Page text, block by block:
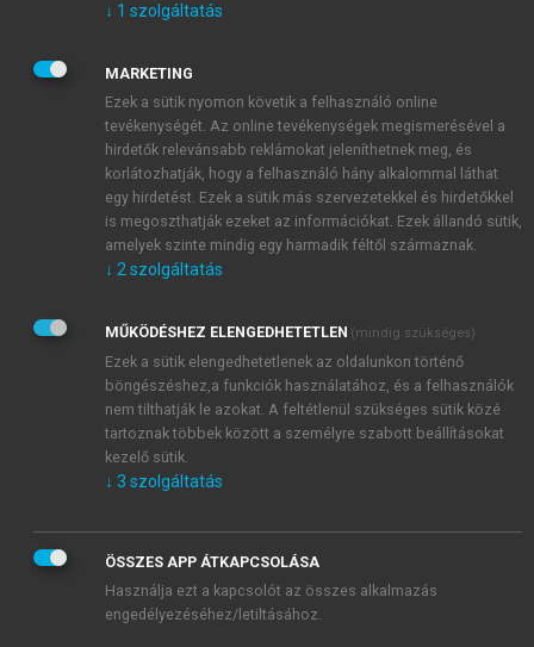
JELSZÓ
JELSZÓ ÚJRA
Kérek értesítést a MeRSZ újdonságairól, akcióiról.
Kérek értesítést az Akadémiai Kiadó Zrt. újdonságairól,
Adatkezelési tájékoztatóbanfoglaltakat tudomásul
veszem és elfogadom.
Általános vásárlási feltételeket, valamint a szotar.netés a
mersz.huoldalak licencszerződéseiben foglaltakat
tudomásul veszem és elfogadom.
KIPRÓBÁLOM
↓ 1 szolgáltatás
MARKETING
Ezek a sütik nyomon követik a felhasználó online
tevékenységét. Az online tevékenységek megismerésével a
hirdetők relevánsabb reklámokat jeleníthetnek meg, és
korlátozhatják, hogy a felhasználó hány alkalommal láthat
egy hirdetést. Ezek a sütik más szervezetekkel és hirdetőkkel
is megoszthatják ezeket az információkat. Ezek állandó sütik,
amelyek szinte mindig egy harmadik féltől származnak.
↓ 2 szolgáltatás
MŰKÖDÉSHEZ ELENGEDHETETLEN (mindig szükséges)
Ezek a sütik elengedhetetlenek az oldalunkon történő
böngészéshez,a funkciók használatához, és a felhasználók
nem tilthatják le azokat. A feltétlenül szükséges sütik közé
tartoznak többek között a személyre szabott beállításokat
kezelő sütik.
↓ 3 szolgáltatás
ÖSSZES APP ÁTKAPCSOLÁSA
Használja ezt a kapcsolót az összes alkalmazás
engedélyezéséhez/letiltásához.